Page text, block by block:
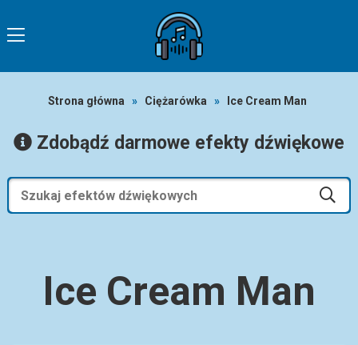
Strona główna » Ciężarówka » Ice Cream Man
Zdobądź darmowe efekty dźwiękowe
Ice Cream Man